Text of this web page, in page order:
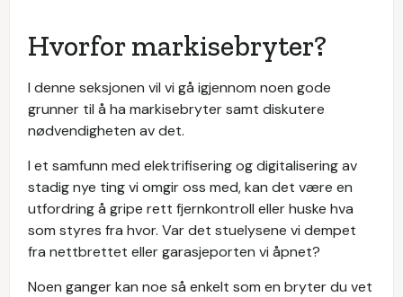
Hvorfor markisebryter?
I denne seksjonen vil vi gå igjennom noen gode
grunner til å ha markisebryter samt diskutere
nødvendigheten av det.
I et samfunn med elektrifisering og digitalisering av
stadig nye ting vi omgir oss med, kan det være en
utfordring å gripe rett fjernkontroll eller huske hva
som styres fra hvor. Var det stuelysene vi dempet
fra nettbrettet eller garasjeporten vi åpnet?
Noen ganger kan noe så enkelt som en bryter du vet